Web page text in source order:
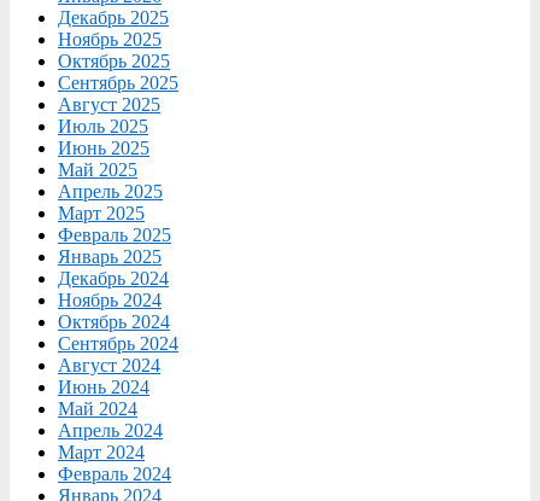
Декабрь 2025
Ноябрь 2025
Октябрь 2025
Сентябрь 2025
Август 2025
Июль 2025
Июнь 2025
Май 2025
Апрель 2025
Март 2025
Февраль 2025
Январь 2025
Декабрь 2024
Ноябрь 2024
Октябрь 2024
Сентябрь 2024
Август 2024
Июнь 2024
Май 2024
Апрель 2024
Март 2024
Февраль 2024
Январь 2024